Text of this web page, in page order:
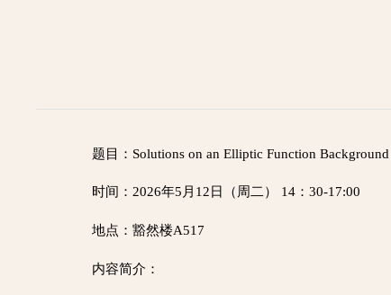
题目：Solutions on an Elliptic Function
时间：2026年5月12日（周二） 14：30-17:00
地点：豁然楼A517
内容简介：